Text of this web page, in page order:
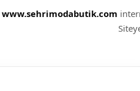
www.sehrimodabutik.com